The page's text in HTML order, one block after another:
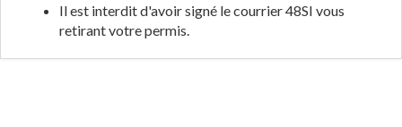
Il est interdit d'avoir signé le courrier 48SI vous
retirant votre permis.